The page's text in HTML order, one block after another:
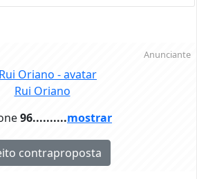
contraproposta
96..........mostrar
Anunciante
Rui Oriano